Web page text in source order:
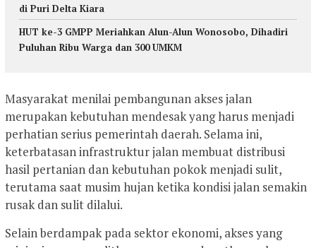
di Puri Delta Kiara
HUT ke-3 GMPP Meriahkan Alun-Alun Wonosobo, Dihadiri
Puluhan Ribu Warga dan 300 UMKM
Masyarakat menilai pembangunan akses jalan
merupakan kebutuhan mendesak yang harus menjadi
perhatian serius pemerintah daerah. Selama ini,
keterbatasan infrastruktur jalan membuat distribusi
hasil pertanian dan kebutuhan pokok menjadi sulit,
terutama saat musim hujan ketika kondisi jalan semakin
rusak dan sulit dilalui.
Selain berdampak pada sektor ekonomi, akses yang